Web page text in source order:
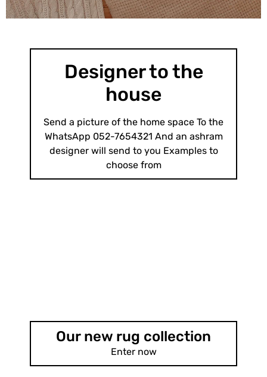
30%
Discount
On a variety of products and home accessories
Designer to the
house
Send a picture of the home space To the
WhatsApp 052-7654321 And an ashram
designer will send to you Examples to
choose from
Our new rug collection
Enter now